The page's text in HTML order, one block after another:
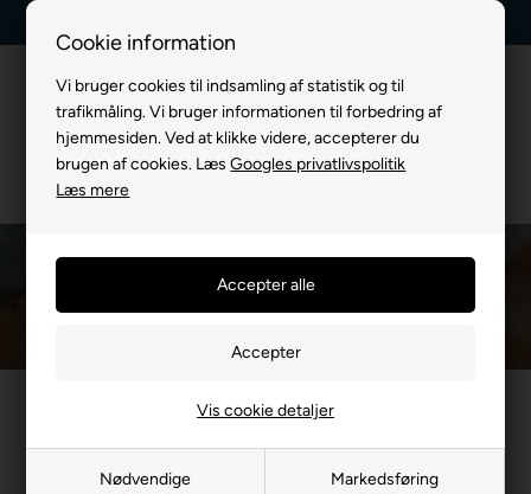
Cookie information
Vi bruger cookies til indsamling af statistik og til
trafikmåling. Vi bruger informationen til forbedring af
hjemmesiden. Ved at klikke videre, accepterer du
brugen af cookies. LæsGoogles privatlivspolitik
Læs mere
Nødvendige Markedsføring
Vis cookie detaljer
Halsbånd med Lys
Du er her:TIL HUND/Halsbånd/Halsbånd med Lys